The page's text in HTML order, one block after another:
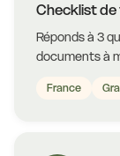
Checklist
Réponds à 3
documents à
France